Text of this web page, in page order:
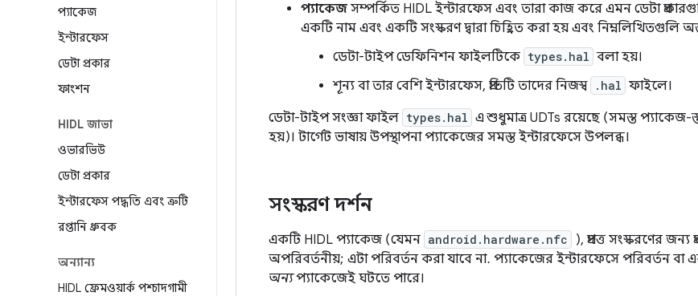
প্যাকেজ
ইন্টারফেস
ডেটা প্রকার
ফাংশন
HIDL জাভা
ওভারভিউ
ডেটা প্রকার
ইন্টারফেস পদ্ধতি এবং ত্রুটি
রপ্তানি ধ্রুবক
অন্যান্য
HIDL ফ্রেমওয়ার্ক পশ্চাদগামী
প্যাকেজ সম্পর্কিত HIDL ইন্টারফেস এবং তারা কাজ করে এমন ডেটা
একটি নাম এবং একটি সংস্করণ দ্বারা চিহ্নিত করা হয় এবং নিম্নলিখিতগুলি
ডেটা-টাইপ ডেফিনিশন ফাইলটিকে types.hal বলা হয়।
শূন্য বা তার বেশি ইন্টারফেস, প্রতিটি তাদের নিজস্ব .hal ফাইলে।
ডেটা-টাইপ সংজ্ঞা ফাইল types.hal এ শুধুমাত্র UDTs রয়েছে (সমস্ত
হয়)। টার্গেট ভাষায় উপস্থাপনা প্যাকেজের সমস্ত ইন্টারফেসে উপলব্ধ।
সংস্করণ দর্শন
একটি HIDL প্যাকেজ (যেমন android.hardware.nfc ), প্রদত্ত সংস্করণের
অপরিবর্তনীয়; এটা পরিবর্তন করা যাবে না. প্যাকেজের ইন্টারফেসে পরিবর্তন বা
অন্যপ্যাকেজেই ঘটতে পারে।